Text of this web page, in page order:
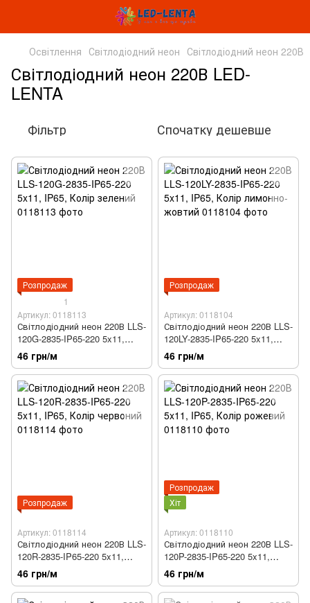
Освітлення Світлодіодний неон Світлодіодний неон 220В
Світлодіодний неон 220В LED-
LENTA
Фільтр Спочатку дешевше
Розпродаж
1
Артикул: 0118113
Світлодіодний неон 220В LLS-
120G-2835-IP65-220 5x11,
IP65, Колір зелений
46 грн/м
Розпродаж
Артикул: 0118104
Світлодіодний неон 220В LLS-
120LY-2835-IP65-220 5x11,
IP65, Колір лимонно-жовтий
46 грн/м
Розпродаж
Артикул: 0118114
Світлодіодний неон 220В LLS-
120R-2835-IP65-220 5x11,
IP65, Колір червоний
46 грн/м
Розпродаж
Хіт
Артикул: 0118110
Світлодіодний неон 220В LLS-
120P-2835-IP65-220 5x11,
IP65, Колір рожевий
46 грн/м